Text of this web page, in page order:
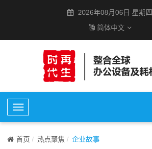
2026年08月06日 星期四
简体中文
T
o
g
首页 热点聚焦 企业故事